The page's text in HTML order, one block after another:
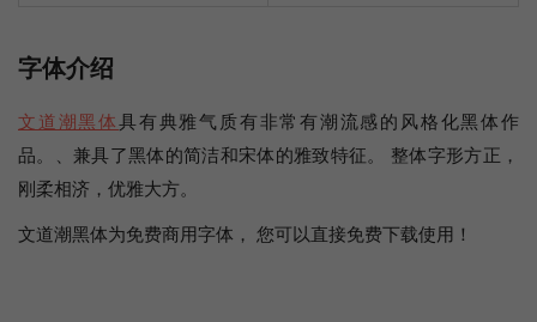
字体介绍
文道潮黑体具有典雅气质有非常有潮流感的风格化黑体作
品。、兼具了黑体的简洁和宋体的雅致特征。 整体字形方正，
刚柔相济，优雅大方。
文道潮黑体为免费商用字体， 您可以直接免费下载使用！